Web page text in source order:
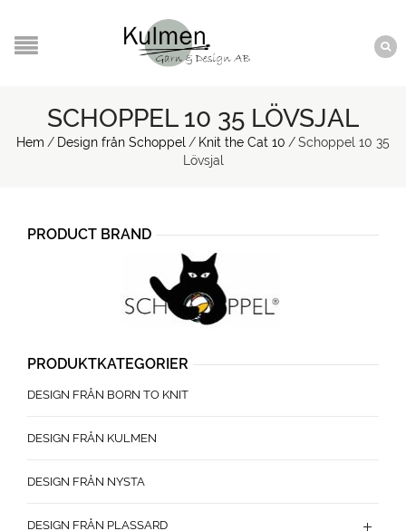
SCHOPPEL 10 35 LÖVSJAL
Hem / Design från Schoppel / Knit the Cat 10 /Schoppel 10 35
Lövsjal
PRODUCT BRAND
PRODUKTKATEGORIER
DESIGN FRÅN BORN TO KNIT
DESIGN FRÅN KULMEN
DESIGN FRÅN NYSTA
DESIGN FRÅN PLASSARD